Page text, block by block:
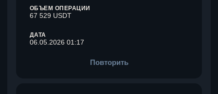
ОБЪЕМ ОПЕРАЦИИ
67 529 USDT
ДАТА
06.05.2026 01:17
Повторить